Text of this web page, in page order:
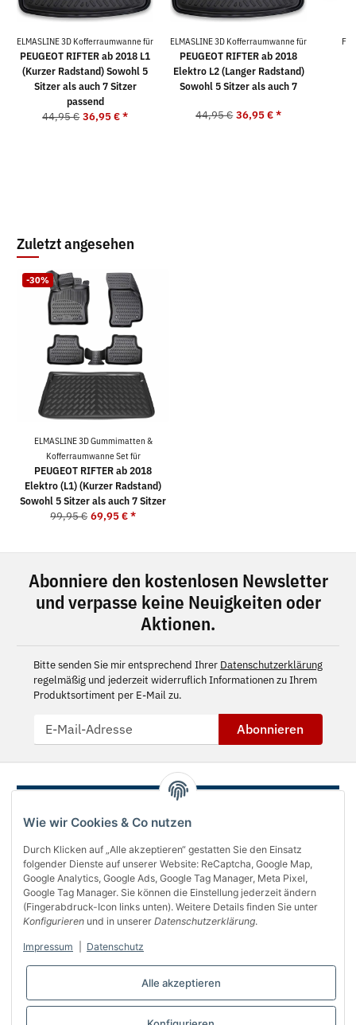
Wie wir Cookies & Co nutzen
Durch Klicken auf „Alle akzeptieren“ gestatten Sie den Einsatz
folgender Dienste auf unserer Website: ReCaptcha, Google Map,
Google Analytics, Google Ads, Google Tag Manager, Meta Pixel,
Google Tag Manager. Sie können die Einstellung jederzeit ändern
(Fingerabdruck-Icon links unten). Weitere Details finden Sie unter
Konfigurieren und in unserer Datenschutzerklärung.
Impressum Datenschutz
Alle akzeptieren
ELMASLINE 3D Kofferraumwanne für
PEUGEOT RIFTER ab 2018 L1
(Kurzer Radstand) Sowohl 5
Sitzer als auch 7 Sitzer
passend
44,95 € 36,95 €*
ELMASLINE 3D Kofferraumwanne für
PEUGEOT RIFTER ab 2018
Elektro L2 (Langer Radstand)
Sowohl 5 Sitzer als auch 7
44,95 € 36,95 €*
Zuletzt angesehen
-30%
ELMASLINE 3D Gummimatten &
Kofferraumwanne Set für
PEUGEOT RIFTER ab 2018
Elektro (L1) (Kurzer Radstand)
Sowohl 5 Sitzer als auch 7 Sitzer
99,95 € 69,95 €*
Abonniere den kostenlosen Newsletter
und verpasse keine Neuigkeiten oder
Aktionen.
Bitte senden Sie mir entsprechend Ihrer Datenschutzerklärung
regelmäßig und jederzeit widerruflich Informationen zu Ihrem
Produktsortiment per E-Mail zu.
Abonnieren
Über uns
Informationen
Bequem bezahlen